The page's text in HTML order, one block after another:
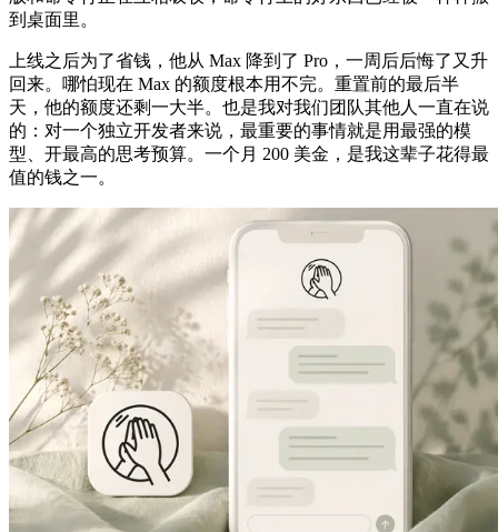
到桌面里。
上线之后为了省钱，他从 Max 降到了 Pro，一周后后悔了又升
回来。哪怕现在 Max 的额度根本用不完。重置前的最后半
天，他的额度还剩一大半。也是我对我们团队其他人一直在说
的：对一个独立开发者来说，最重要的事情就是用最强的模
型、开最高的思考预算。一个月 200 美金，是我这辈子花得最
值的钱之一。